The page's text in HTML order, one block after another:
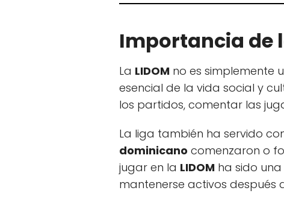
Importancia de
La LIDOM no es simplemente
esencial de la vida social y
los partidos, comentar las
La liga también ha servido
dominicano comenzaron o
jugar en la LIDOM ha sido
mantenerse activos después